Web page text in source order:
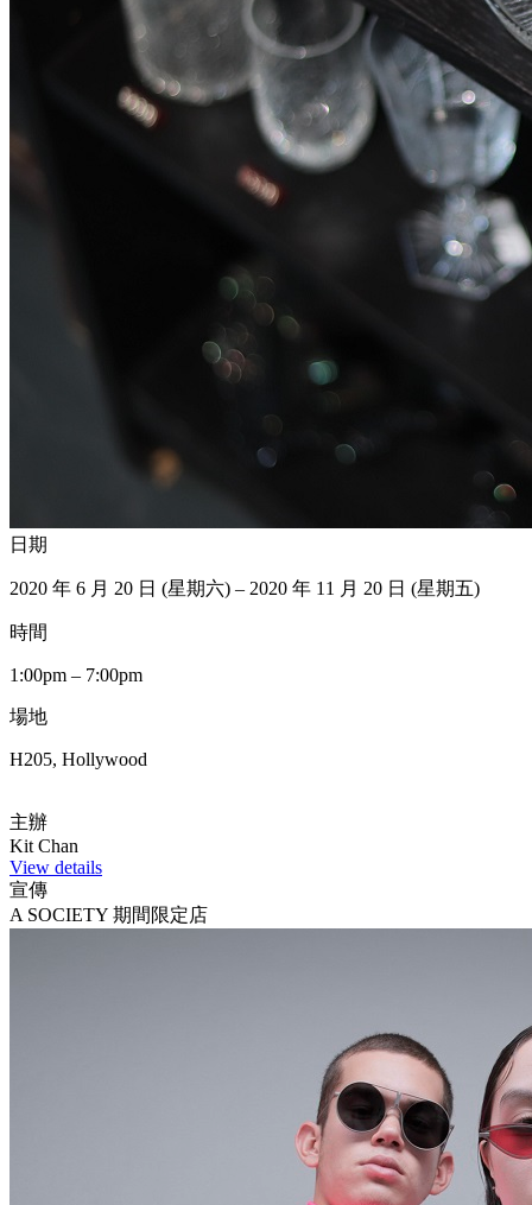
日期
2020 年 6 月 20 日 (星期六) – 2020 年 11 月 20 日 (星期五)
時間
1:00pm – 7:00pm
場地
H205, Hollywood
主辦
Kit Chan
View details
宣傳
A SOCIETY 期間限定店